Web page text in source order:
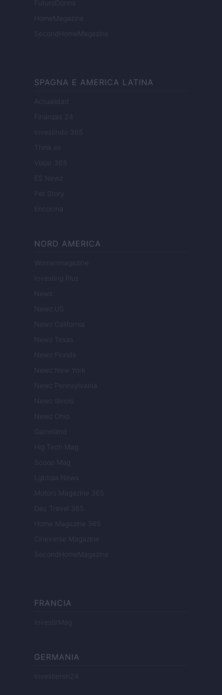
FuturoDonna
HomeMagazine
SecondHomeMagazine
SPAGNA E AMERICA LATINA
Actualidad
Finanzas 24
Investindo 365
Think.es
Viajar 365
ES Newz
Pet Story
Encocina
NORD AMERICA
Womanmagazine
Investing Plus
Newz
Newz US
Newz California
Newz Texas
Newz Florida
Newz New York
Newz Pennsylvania
Newz Illinois
Newz Ohio
Gameland
Hig Tech Mag
Scoop Mag
Lgbtqia News
Motors Magazine 365
Day Travel 365
Home Magazine 365
Cineverse Magazine
SecondHomeMagazine
FRANCIA
InvestirMag
GERMANIA
Investieren24